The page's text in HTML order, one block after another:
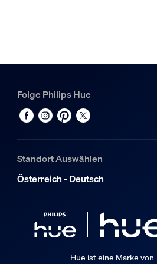
Speziell geeignet für
Garten, Patio
Sockel-/Wegeleuchte
Packmaße und Gewicht
EAN/UPC - Produkt
8718696174296
Folge Philips Hue
Standort Auswählen
Österreich - Deutsch
Hue ist eine Marke von